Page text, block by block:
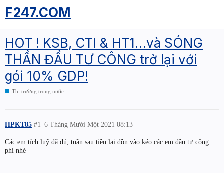
F247.COM
HOT ! KSB, CTI & HT1…và SÓNG
THẦN ĐẦU TƯ CÔNG trở lại với
gói 10% GDP!
Thị trường trong nước
HPKT85 6 Tháng Mười Một 2021 08:13
#1
Các em tích luỹ đã đủ, tuần sau tiền lại dồn vào kéo các em đầu tư công
phi nhé